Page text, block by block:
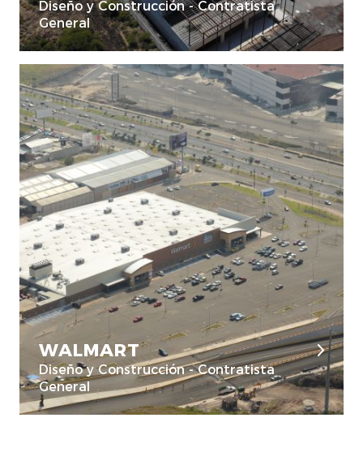
Diseño y Construcción - Contratista
General
WALMART
Diseño y Construcción - Contratista
General